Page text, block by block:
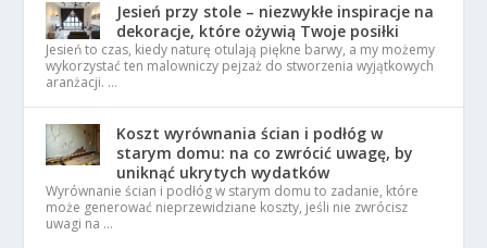
Jesień przy stole – niezwykłe inspiracje na
dekoracje, które ożywią Twoje posiłki
Jesień to czas, kiedy naturę otulają piękne barwy, a my możemy
wykorzystać ten malowniczy pejzaż do stworzenia wyjątkowych
aranżacji. …
Koszt wyrównania ścian i podłóg w
starym domu: na co zwrócić uwagę, by
uniknąć ukrytych wydatków
Wyrównanie ścian i podłóg w starym domu to zadanie, które
może generować nieprzewidziane koszty, jeśli nie zwrócisz
uwagi na …